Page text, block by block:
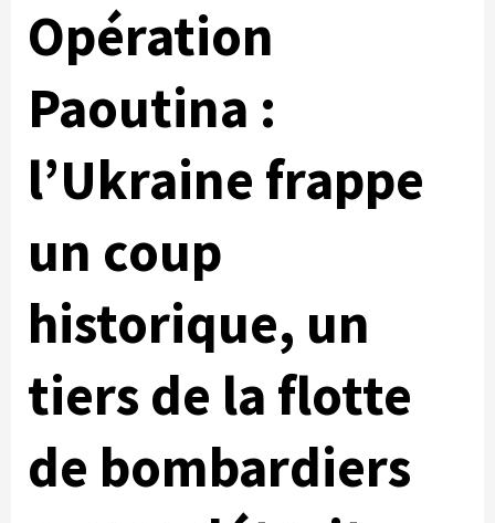
Opération
Paoutina :
l’Ukraine frappe
un coup
historique, un
tiers de la flotte
de bombardiers